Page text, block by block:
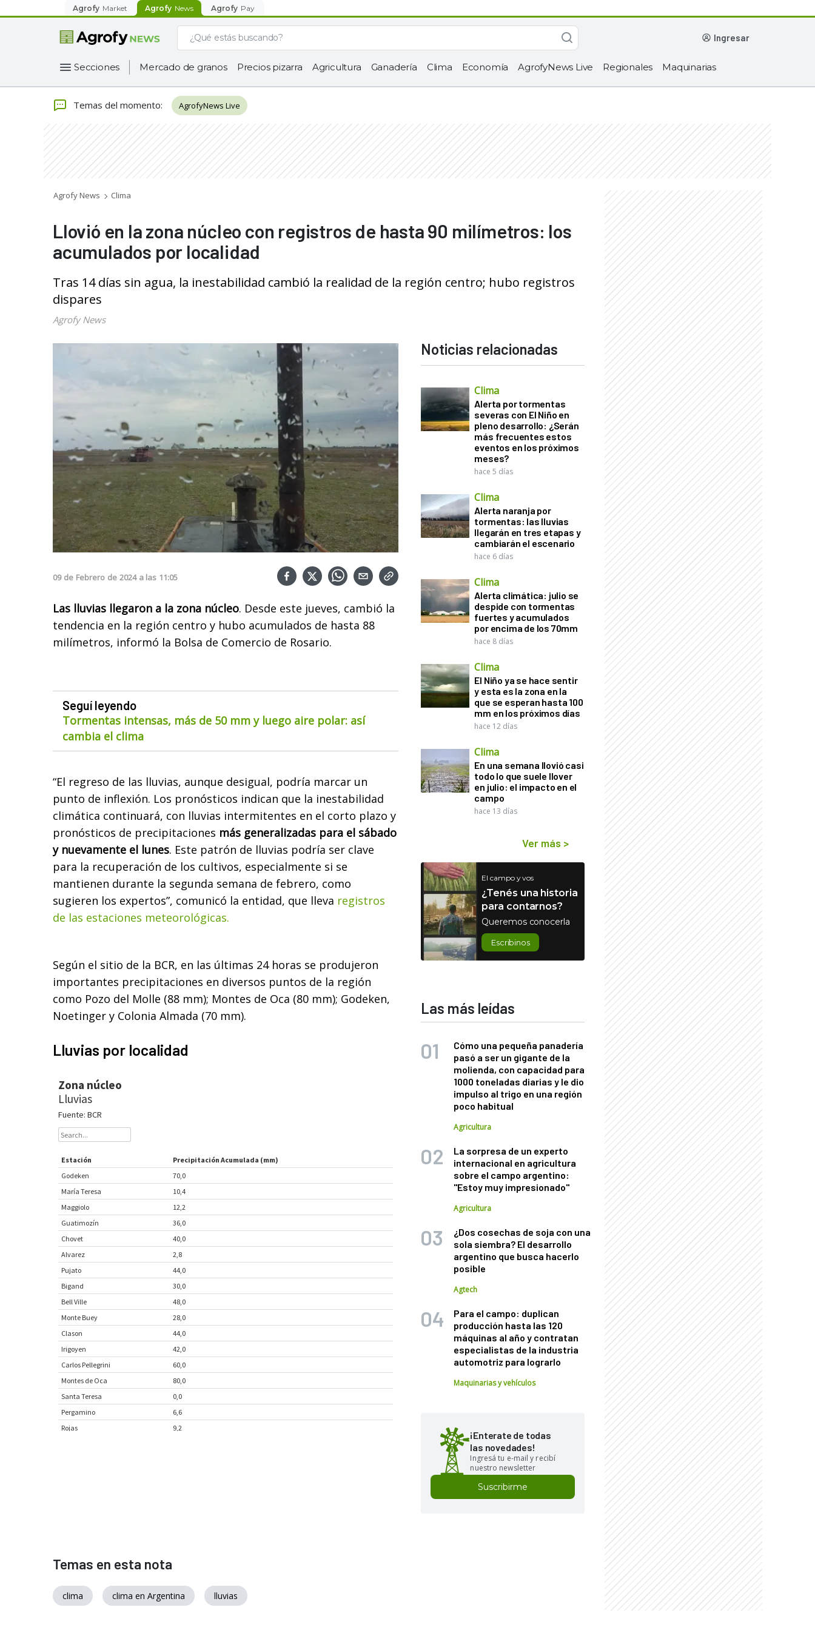
Agrofy Market Agrofy News Agrofy Pay
ingresar
Secciones Mercado de granos Precios pizarra Agricultura Ganadería Clima Economía AgrofyNews Live Regionales Maquinarias
Temas del momento: AgrofyNews Live
Agrofy News Clima
Llovió en la zona núcleo con registros de hasta 90 milímetros: los
acumulados por localidad
Tras 14 días sin agua, la inestabilidad cambió la realidad de la región centro; hubo registros
dispares
Agrofy News
09 de Febrero de 2024 a las 11:05
Las lluvias llegaron a la zona núcleo. Desde este jueves, cambió la
tendencia en la región centro y hubo acumulados de hasta 88
milímetros, informó la Bolsa de Comercio de Rosario.
Seguí leyendo
Tormentas intensas, más de 50 mm y luego aire polar: así
cambia el clima
“El regreso de las lluvias, aunque desigual, podría marcar un
punto de inflexión. Los pronósticos indican que la inestabilidad
climática continuará, con lluvias intermitentes en el corto plazo y
pronósticos de precipitaciones más generalizadas para el sábado
y nuevamente el lunes. Este patrón de lluvias podría ser clave
para la recuperación de los cultivos, especialmente si se
mantienen durante la segunda semana de febrero, como
sugieren los expertos”, comunicó la entidad, que lleva registros
de las estaciones meteorológicas.
Según el sitio de la BCR, en las últimas 24 horas se produjeron
importantes precipitaciones en diversos puntos de la región
como Pozo del Molle (88 mm); Montes de Oca (80 mm); Godeken,
Noetinger y Colonia Almada (70 mm).
Lluvias por localidad
Noticias relacionadas
Clima
Alerta por tormentas
severas con El Niño en
pleno desarrollo: ¿Serán
más frecuentes estos
eventos en los próximos
meses?
hace 5 días
Clima
Alerta naranja por
tormentas: las lluvias
llegarán en tres etapas y
cambiarán el escenario
hace 6 días
Clima
Alerta climática: julio se
despide con tormentas
fuertes y acumulados
por encima de los 70mm
hace 8 días
Clima
El Niño ya se hace sentir
y esta es la zona en la
que se esperan hasta 100
mm en los próximos días
hace 12 días
Clima
En una semana llovió casi
todo lo que suele llover
en julio: el impacto en el
campo
hace 13 días
Ver más >
El campo y vos
¿Tenés una historia
para contarnos?
Queremos conocerla
Escribinos
Las más leídas
Cómo una pequeña panadería
pasó a ser un gigante de la
molienda, con capacidad para
1000 toneladas diarias y le dio
impulso al trigo en una región
poco habitual
Agricultura
La sorpresa de un experto
internacional en agricultura
sobre el campo argentino:
"Estoy muy impresionado"
Agricultura
¿Dos cosechas de soja con una
sola siembra? El desarrollo
argentino que busca hacerlo
posible
Agtech
Para el campo: duplican
producción hasta las 120
máquinas al año y contratan
especialistas de la industria
automotriz para lograrlo
Maquinarias y vehículos
¡Enterate de todas
las novedades!
Ingresá tu e-mail y recibí
nuestro newsletter
Suscribirme
Temas en esta nota
clima clima en Argentina lluvias